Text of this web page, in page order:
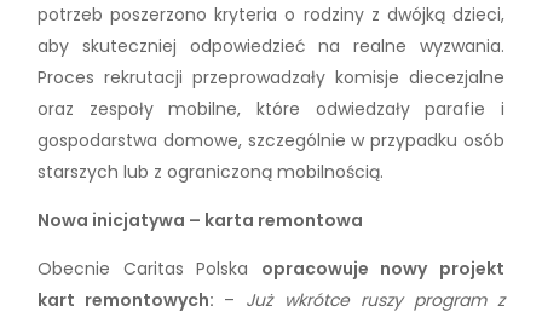
potrzeb poszerzono kryteria o rodziny z dwójką dzieci,
aby skuteczniej odpowiedzieć na realne wyzwania.
Proces rekrutacji przeprowadzały komisje diecezjalne
oraz zespoły mobilne, które odwiedzały parafie i
gospodarstwa domowe, szczególnie w przypadku osób
starszych lub z ograniczoną mobilnością.
Nowa inicjatywa – karta remontowa
Obecnie Caritas Polska opracowuje nowy projekt
kart remontowych: – Już wkrótce ruszy program z